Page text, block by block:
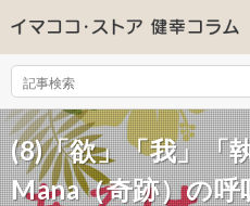
(8)「欲」「我」「
Mana（奇跡）の呼